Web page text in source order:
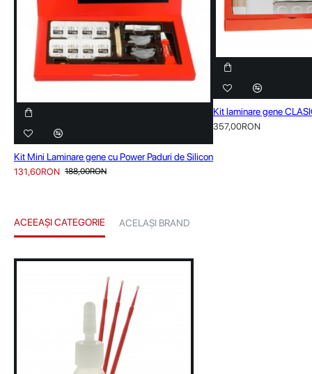
Kit Mini Laminare gene cu Power Paduri de Silicon
131,60RON 188,00RON
Kit laminare gene
357,00RON
ACEEAȘI CATEGORIE ACELAȘI BRAND